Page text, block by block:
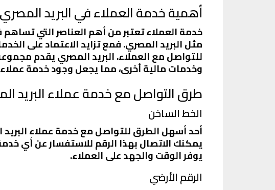
أهمية خدمة العملاء في البريد المصري
خدمة العملاء تعتبر من أهم العناصر التي
مثل البريد المصري. فمع تزايد الاعتماد على
للتواصل مع العملاء. البريد المصري يقدم
وخدمات مالية أخرى، مما يجعل وجود خدمة عملاء
طرق التواصل مع خدمة عملاء البريد
الخط الساخن
يمكنك الاتصال بهذا الرقم للاستفسار عن أي
يوفر الوقت والجهد على العملاء.
الرقم الأرضي